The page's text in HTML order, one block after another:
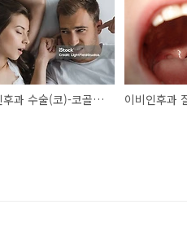
이비인후과 수술(코)-코골이 수술